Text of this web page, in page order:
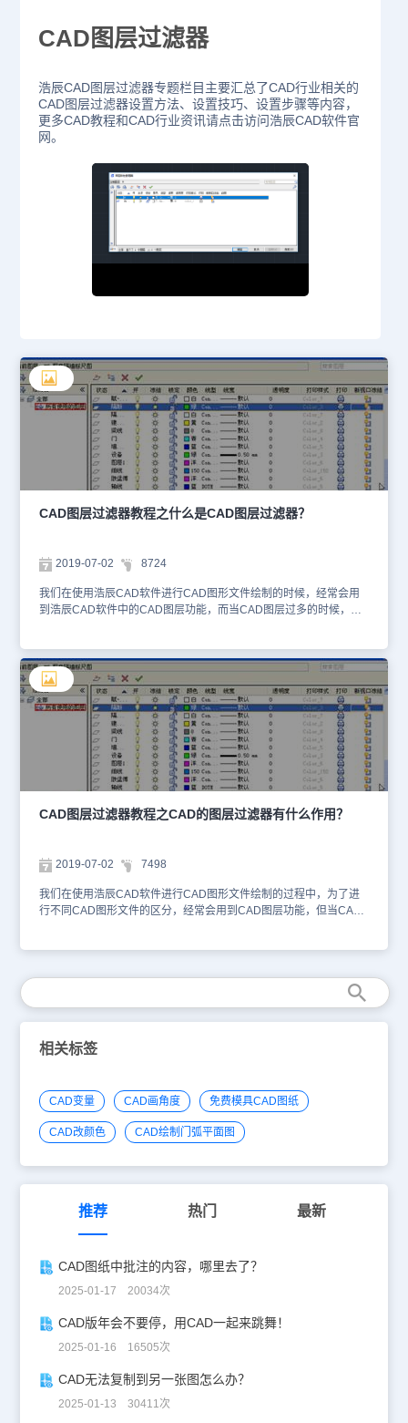
CAD图层过滤器
浩辰CAD图层过滤器专题栏目主要汇总了CAD行业相关的
CAD图层过滤器设置方法、设置技巧、设置步骤等内容，
更多CAD教程和CAD行业资讯请点击访问浩辰CAD软件官
网。
CAD图层过滤器教程之什么是CAD图层过滤器？
2019-07-02 8724
我们在使用浩辰CAD软件进行CAD图形文件绘制的时候，经常会用
到浩辰CAD软件中的CAD图层功能，而当CAD图层过多的时候，我
时，可以根据层的特征或者特性对其进行分组，从而达到将具有某种
共同特点的层过滤出来的目的。 其中，过滤的方式途径包括：状态
过滤、层名过滤，颜色过滤和线型过滤等。 此外，还可以在“图层过
滤器特性”对话框中根据实际需求自定义过滤条件，如图，就是将与
墙体相关的图层过滤出来，并将该过滤器命名为“墙体”以方便管理使
CAD图层过滤器教程之CAD的图层过滤器有什么作用？
2019-07-02 7498
我们在使用浩辰CAD软件进行CAD图形文件绘制的过程中，为了进
行不同CAD图形文件的区分，经常会用到CAD图层功能，但当CAD
查找和修改图层设置的时间。 CAD的图层过滤器有什么作用？ 在图
层特性管理器中已默认添加了一个过滤器：“所有使用的图层”，可以
显示所有图层上有图形对象的图层，也可以勾选“反转过滤器”，显示
所有没有对象的图层。如下图所示。 在“图层过滤器特性”对话框中
单击“新建特性过滤器”按钮可以根据自己需要来设置过滤条件，诸如
图层是否使用、图层名称以及图层的开关、冻结、颜色、线型等各种
一些简单的机械图纸只有几个图层，在图层管理器中操作这些图层非
常简单。但有些图纸（如建筑图纸）却有上百个图层，要在这些图纸
中找到我们需要的某个图层就显得相当困难。这个时候我们就可以用
CAD图层过滤器了。
相关标签
CAD变量 CAD画角度 免费模具CAD图纸
CAD改颜色 CAD绘制门弧平面图
推荐 热门 最新
CAD图纸中批注的内容，哪里去了？
2025-01-17 20034次
CAD版年会不要停，用CAD一起来跳舞！
2025-01-16 16505次
CAD无法复制到另一张图怎么办？
2025-01-13 30411次